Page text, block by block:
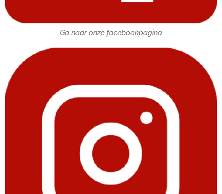
Ga naar onze facebookpagina